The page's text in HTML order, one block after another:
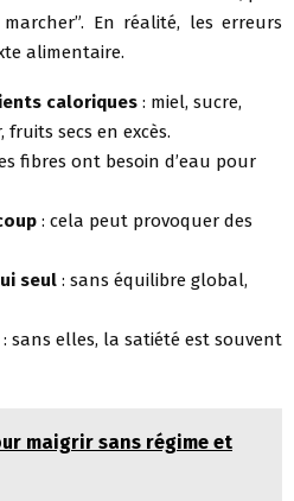
En réalité, les erreurs
alimentaire.
caloriques : miel, sucre,
secs en excès.
fibres ont besoin d’eau pour
: cela peut provoquer des
seul : sans équilibre global,
: sans elles, la satiété est souvent
maigrir sans régime et